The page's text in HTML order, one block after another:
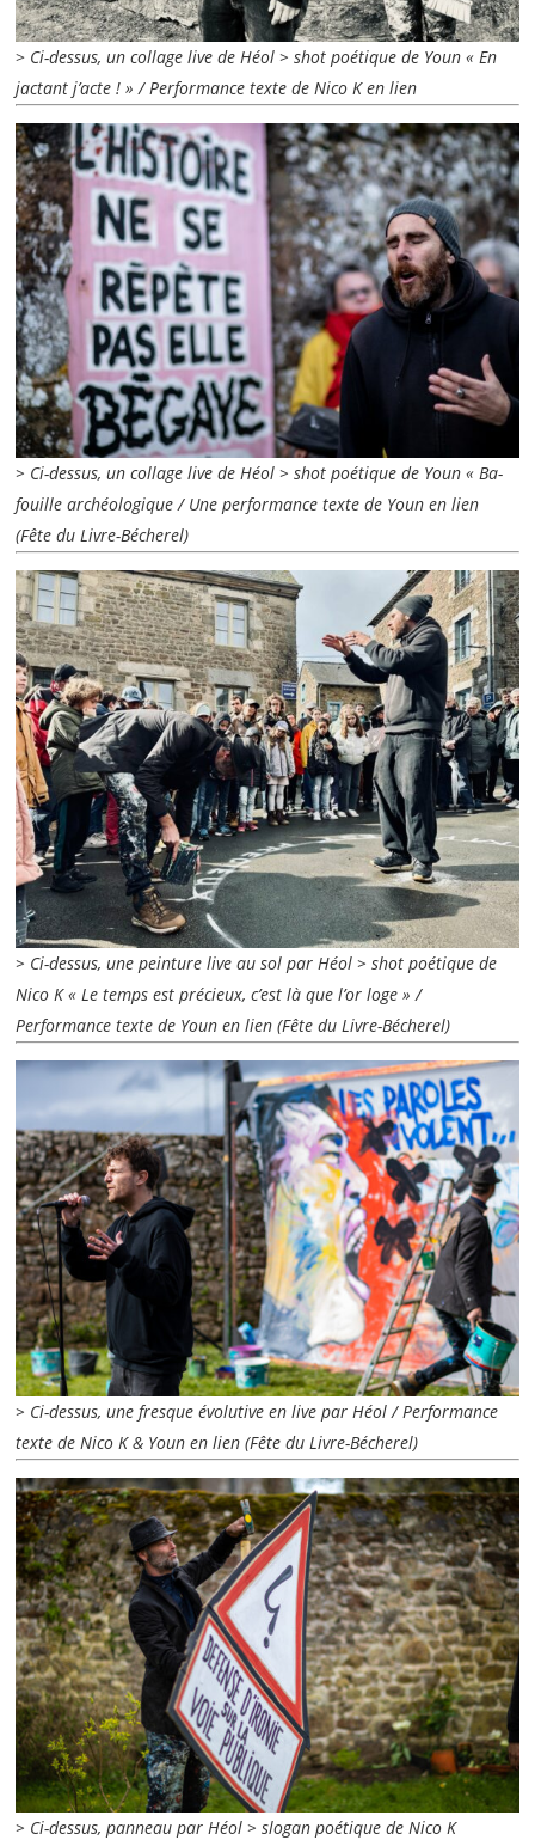
> Ci-dessus, un collage live de Héol > shot poétique de Youn « En
jactant j’acte ! » / Performance texte de Nico K en lien
> Ci-dessus, un collage live de Héol > shot poétique de Youn « Ba-
fouille archéologique / Une performance texte de Youn en lien
(Fête du Livre-Bécherel)
> Ci-dessus, une peinture live au sol par Héol > shot poétique de
Nico K « Le temps est précieux, c’est là que l’or loge » /
Performance texte de Youn en lien (Fête du Livre-Bécherel)
> Ci-dessus, une fresque évolutive en live par Héol / Performance
texte de Nico K & Youn en lien (Fête du Livre-Bécherel)
> Ci-dessus, panneau par Héol > slogan poétique de Nico K